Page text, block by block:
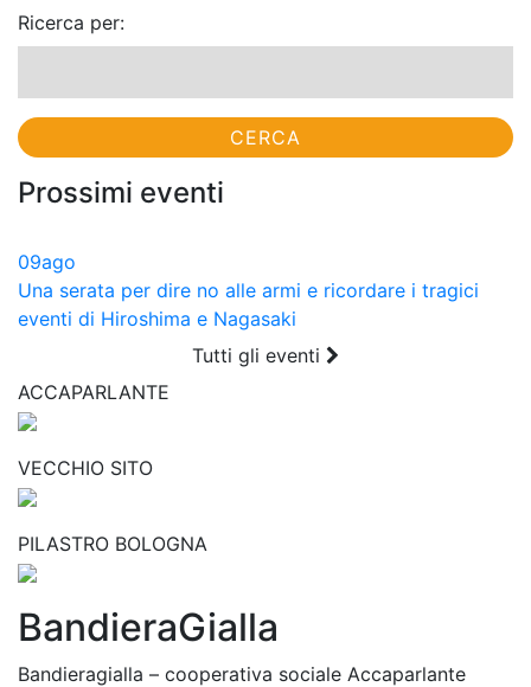
Ricerca per:
Prossimi eventi
09ago
Una serata per dire no alle armi e ricordare i tragici
eventi di Hiroshima e Nagasaki
Tutti gli eventi
ACCAPARLANTE
VECCHIO SITO
PILASTRO BOLOGNA
BandieraGialla
Bandieragialla – cooperativa sociale Accaparlante